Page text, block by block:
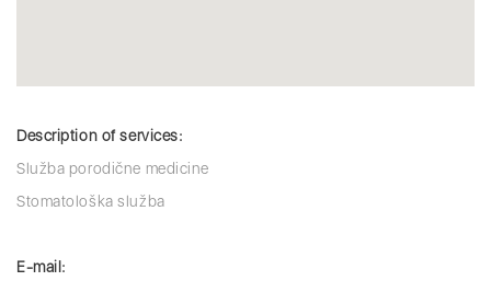
Description of services:
Služba porodične medicine
Stomatološka služba
E-mail: